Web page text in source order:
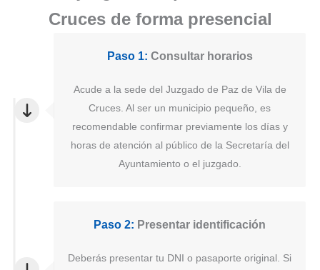
Cruces de forma presencial
Paso 1: Consultar horarios
Acude a la sede del Juzgado de Paz de Vila de
Cruces. Al ser un municipio pequeño, es
recomendable confirmar previamente los días y
horas de atención al público de la Secretaría del
Ayuntamiento o el juzgado.
Paso 2: Presentar identificación
Deberás presentar tu DNI o pasaporte original. Si